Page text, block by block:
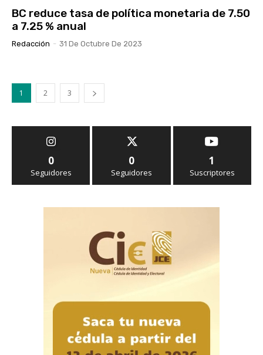
BC reduce tasa de política monetaria de 7.50
a 7.25 % anual
Redacción - 31 De Octubre De 2023
1 2 3
0
Seguidores
0
Seguidores
1
Suscriptores